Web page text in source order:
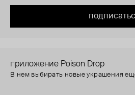
приложение Poison Drop
В нем выбирать новые украшения